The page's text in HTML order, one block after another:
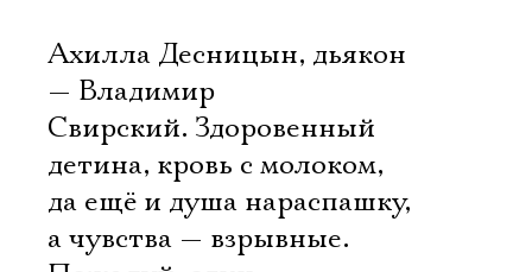
Ахилла Десницын, дьякон
— Владимир
Свирский. Здоровенный
детина, кровь с молоком,
да ещё и душа нараспашку,
а чувства — взрывные.